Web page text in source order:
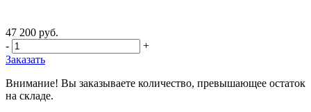
47 200 руб.
-
+
Заказать
Внимание! Вы заказываете количество, превышающее остаток
на складе.